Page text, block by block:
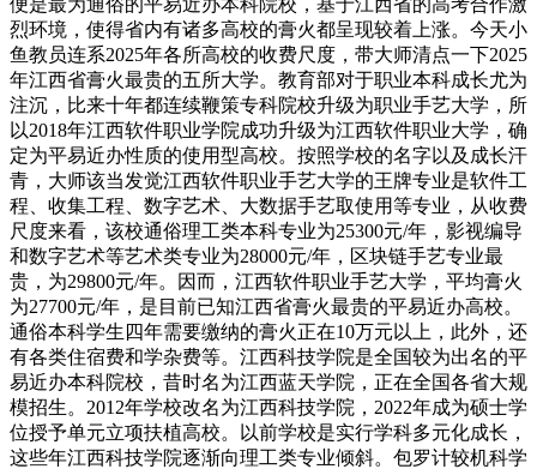
烈环境，使得省内有诸多高校的膏火都呈现较着上涨。今天小
鱼教员连系2025年各所高校的收费尺度，带大师清点一下2025
年江西省膏火最贵的五所大学。教育部对于职业本科成长尤为
注沉，比来十年都连续鞭策专科院校升级为职业手艺大学，所
以2018年江西软件职业学院成功升级为江西软件职业大学，确
定为平易近办性质的使用型高校。按照学校的名字以及成长汗
青，大师该当发觉江西软件职业手艺大学的王牌专业是软件工
程、收集工程、数字艺术、大数据手艺取使用等专业，从收费
尺度来看，该校通俗理工类本科专业为25300元/年，影视编导
和数字艺术等艺术类专业为28000元/年，区块链手艺专业最
贵，为29800元/年。因而，江西软件职业手艺大学，平均膏火
为27700元/年，是目前已知江西省膏火最贵的平易近办高校。
通俗本科学生四年需要缴纳的膏火正在10万元以上，此外，还
有各类住宿费和学杂费等。江西科技学院是全国较为出名的平
易近办本科院校，昔时名为江西蓝天学院，正在全国各省大规
模招生。2012年学校改名为江西科技学院，2022年成为硕士学
位授予单元立项扶植高校。以前学校是实行学科多元化成长，
这些年江西科技学院逐渐向理工类专业倾斜。包罗计较机科学